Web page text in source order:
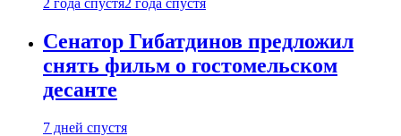
2 года спустя2 года спустя
Сенатор Гибатдинов предложил
снять фильм о гостомельском
десанте
7 дней спустя